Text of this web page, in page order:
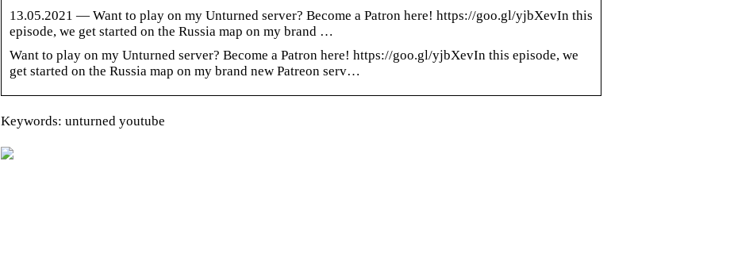
13.05.2021 — Want to play on my Unturned server? Become a Patron here! https://goo.gl/yjbXevIn this
episode, we get started on the Russia map on my brand …
Want to play on my Unturned server? Become a Patron here! https://goo.gl/yjbXevIn this episode, we
get started on the Russia map on my brand new Patreon serv…
Keywords: unturned youtube